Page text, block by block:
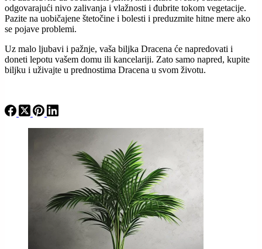
odgovarajući nivo zalivanja i vlažnosti i đubrite tokom vegetacije.
Pazite na uobičajene štetočine i bolesti i preduzmite hitne mere ako
se pojave problemi.
Uz malo ljubavi i pažnje, vaša biljka Dracena će napredovati i
doneti lepotu vašem domu ili kancelariji. Zato samo napred, kupite
biljku i uživajte u prednostima Dracena u svom životu.